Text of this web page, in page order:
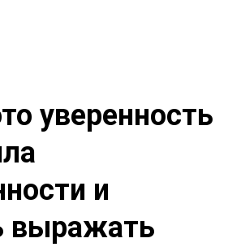
уверенность
и
выражать